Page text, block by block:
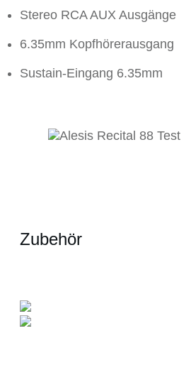
Stereo RCA AUX Ausgänge
6.35mm Kopfhörerausgang
Sustain-Eingang 6.35mm
Zubehör